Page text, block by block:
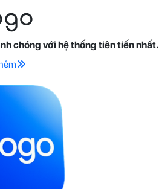
chóng với hệ thống tiên tiến nhất.